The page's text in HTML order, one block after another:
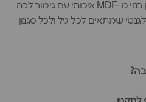
כל חדר למקום מסודר ויפה. הארון בנוי מ-MDF איכותי עם גימור לכה
שמתאים לכל גיל ולכל סגנון
ונשאר יפה גם כשהילדים גדלים
- בגדים תלויים בצורה יפה
האירופאית המוכחת של הארון